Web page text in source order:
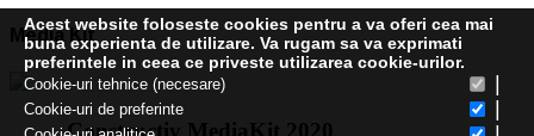
Media Kit
Acest website foloseste cookies pentru a va oferi cea mai
buna experienta de utilizare. Va rugam sa va exprimati
preferintele in ceea ce priveste utilizarea cookie-urilor.
Cookie-uri tehnice (necesare)
Cookie-uri de preferinte